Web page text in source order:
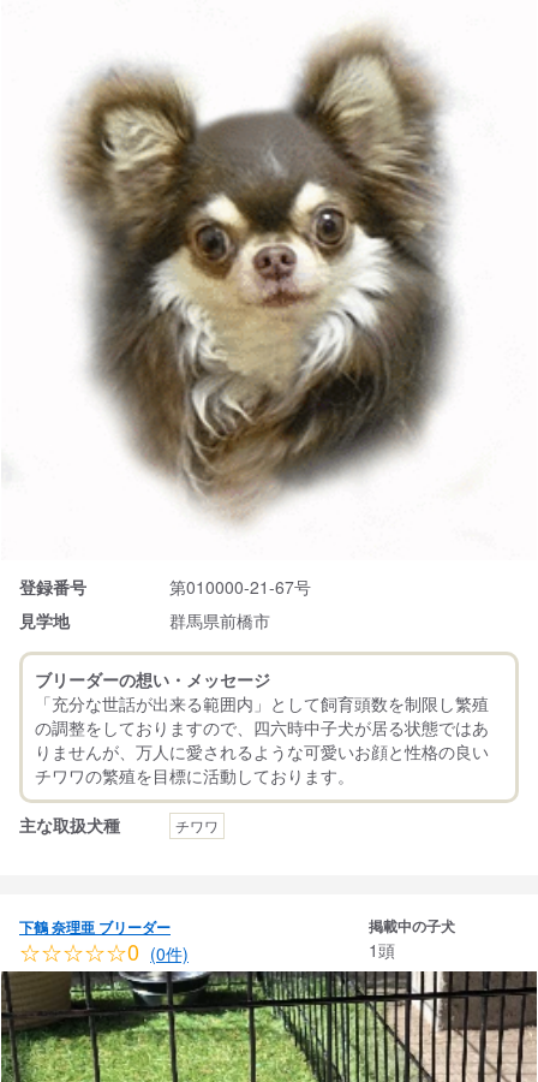
登録番号
第010000-21-67号
見学地
群馬県前橋市
ブリーダーの想い・メッセージ
「充分な世話が出来る範囲内」として飼育頭数を制限し繁殖
の調整をしておりますので、四六時中子犬が居る状態ではあ
りませんが、万人に愛されるような可愛いお顔と性格の良い
主な取扱犬種 チワワ
下鶴 奈理亜 ブリーダー
☆☆☆☆☆0 (0件)
掲載中の子犬
1頭